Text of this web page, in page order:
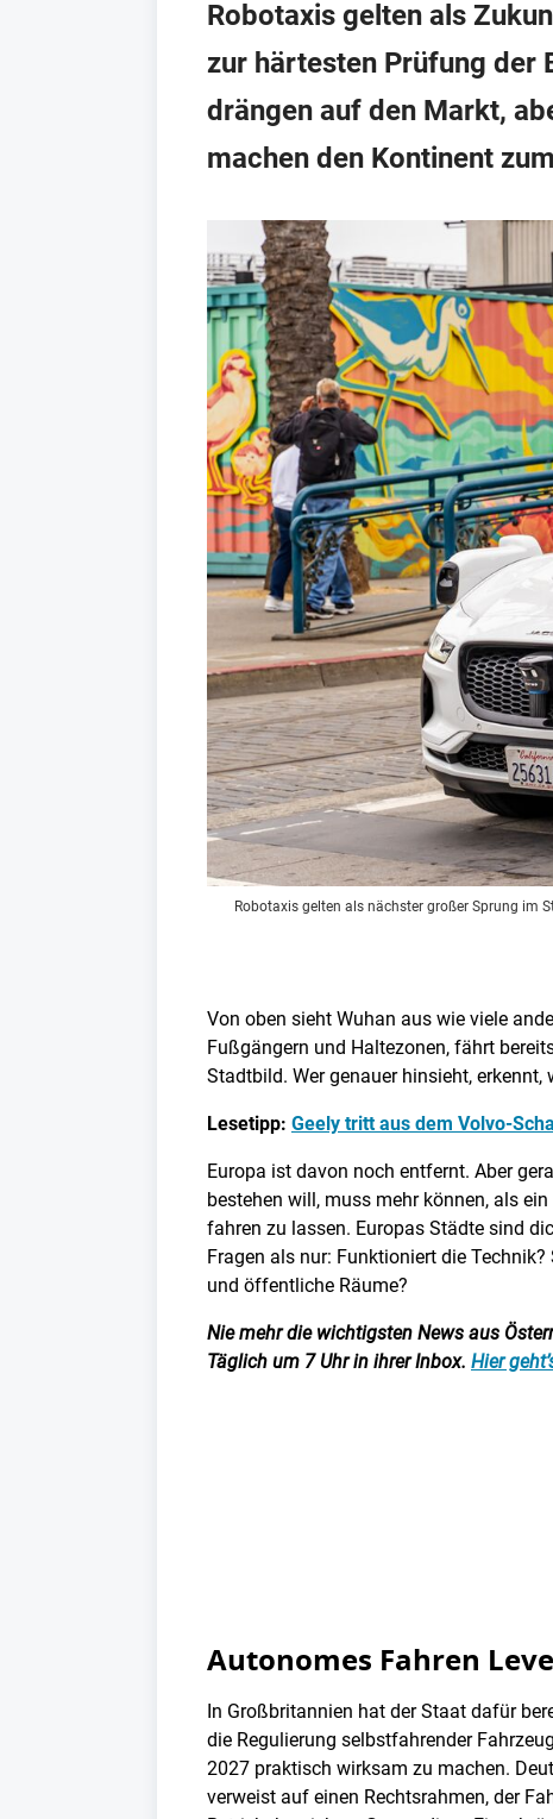
Robotaxis gelten als
zur härtesten Prüfung der
drängen auf den Markt,
machen den Kontinent
Robotaxis gelten als nächster großer Sprung im
Von oben sieht Wuhan aus wie viele
Fußgängern und Haltezonen, fährt
Stadtbild. Wer genauer hinsieht, erkennt,
Lesetipp: Geely tritt aus dem Volvo-
Europa ist davon noch entfernt. Aber
bestehen will, muss mehr können, als
fahren zu lassen. Europas Städte sind
Fragen als nur: Funktioniert die
und öffentliche Räume?
Nie mehr die wichtigsten News aus
Täglich um 7 Uhr in ihrer Inbox. Hier
Autonomes Fahren
In Großbritannien hat der Staat dafür
die Regulierung selbstfahrender
2027 praktisch wirksam zu machen.
verweist auf einen Rechtsrahmen, der